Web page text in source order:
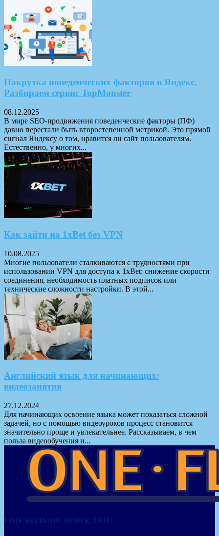
Накрутка поведенческих факторов в Яндекс.
Разбираем сервис TopMonster
08.12.2025
В мире SEO-продвижения поведенческие факторы (ПФ)
давно перестали быть второстепенной метрикой. Это прямой
сигнал Яндексу о том, нравится ли сайт пользователям.
Естественно, у многих...
Как зайти на 1xBet без VPN
10.08.2025
Многие пользователи сталкиваются с трудностями при
использовании VPN для доступа к 1xBet: снижение скорости
соединения, необходимость платных подписок или
технические сложности настройки. В этой...
Английский язык для начинающих:
видеозанятия
27.12.2024
Для начинающих освоение языка может показаться сложной
задачей, но с помощью видеоуроков процесс становится
значительно проще и увлекательнее. Рассказываем, в чем
польза видеообучения и...
ЕЩЁ БОЛЬШЕ НОВОСТЕЙ